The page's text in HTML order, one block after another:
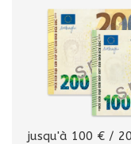
jusqu'à 100 € /